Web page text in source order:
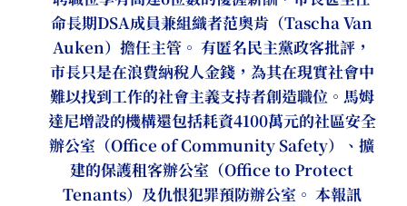
命長期DSA成員兼組織者范奧肯（Tascha Van
Auken）擔任主管。 有匿名民主黨政客批評，
市長只是在浪費納稅人金錢，為其在現實社會中
難以找到工作的社會主義支持者創造職位。馬姆
達尼增設的機構還包括耗資4100萬元的社區安全
辦公室（Office of Community Safety）、擴
建的保護租客辦公室（Office to Protect
Tenants）及仇恨犯罪預防辦公室。 本報訊